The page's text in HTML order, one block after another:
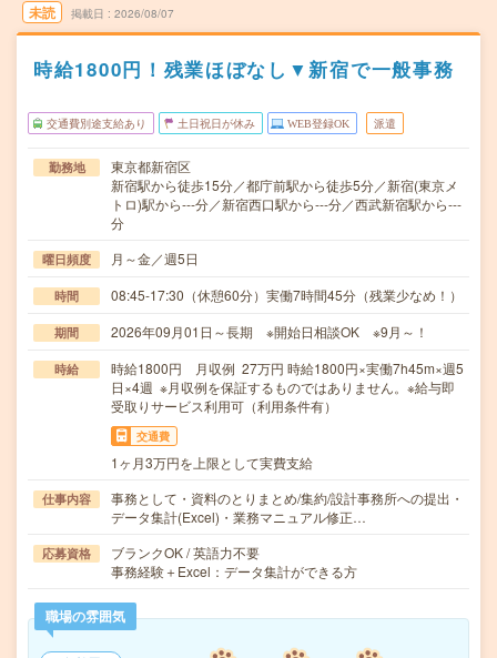
未読 掲載日 2026/08/07
時給1800円！残業ほぼなし▼新宿で一般事務
交通費別途支給あり 土日祝日が休み WEB登録OK 派遣
勤務地
東京都新宿区
新宿駅から徒歩15分／都庁前駅から徒歩5分／新宿(東京メ
トロ)駅から---分／新宿西口駅から---分／西武新宿駅から---
分
曜日頻度 月～金／週5日
時間 08:45-17:30（休憩60分）実働7時間45分（残業少なめ！）
期間 2026年09月01日～長期 ※開始日相談OK ※9月～！
時給
時給1800円 月収例 27万円 時給1800円×実働7h45m×週5
日×4週 ※月収例を保証するものではありません。※給与即
受取りサービス利用可（利用条件有）
交通費
1ヶ月3万円を上限として実費支給
仕事内容
事務として・資料のとりまとめ/集約/設計事務所への提出・
データ集計(Excel)・業務マニュアル修正…
応募資格
ブランクOK / 英語力不要
事務経験＋Excel：データ集計ができる方
職場の雰囲気